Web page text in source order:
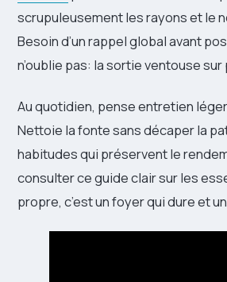
scrupuleusement les rayons et le
Besoin d’un rappel global avant
n’oublie pas: la sortie ventouse
Au quotidien, pense entretien
Nettoie la fonte sans décaper la
habitudes qui préservent le
consulter ce guide clair sur les
propre, c’est un foyer qui dure et